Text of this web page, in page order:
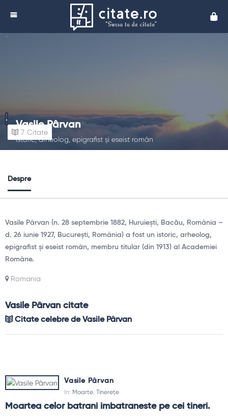
Vasile Pârvan
Istoric, arheolog, epigrafist și eseist român
7 Citate
Despre
Vasile Pârvan (n. 28 septembrie 1882, Huruiești, Bacău, România –
d. 26 iunie 1927, București, România) a fost un istoric, arheolog,
epigrafist și eseist român, membru titular (din 1913) al Academiei
Române.
Romania
Vasile Pârvan citate
Citate celebre de Vasile Pârvan
Vasile Pârvan
In: Moarte, Tinerețe
Moartea celor batrani imbatraneste pe cei tineri.